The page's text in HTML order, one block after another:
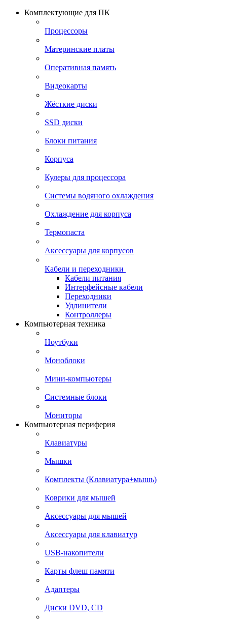
Комплектующие для ПК
Процессоры
Материнские платы
Оперативная память
Видеокарты
Жёсткие диски
SSD диски
Блоки питания
Корпуса
Кулеры для процессора
Системы водяного охлаждения
Охлаждение для корпуса
Термопаста
Аксессуары для корпусов
Кабели и переходники
Кабели питания
Интерфейсные кабели
Переходники
Удлинители
Контроллеры
Компьютерная техника
Ноутбуки
Моноблоки
Мини-компьютеры
Системные блоки
Мониторы
Компьютерная периферия
Клавиатуры
Мышки
Комплекты (Клавиатура+мышь)
Коврики для мышей
Аксессуары для мышей
Аксессуары для клавиатур
USB-накопители
Карты флеш памяти
Адаптеры
Диски DVD, CD